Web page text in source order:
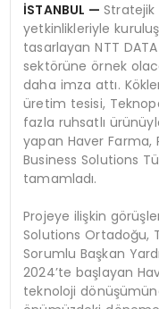
İSTANBUL —Stratejik
yetkinlikleriyle
tasarlayan NTT
sektörüne örnek
daha imza attı.
üretim tesisi,
fazla ruhsatlı
yapan Haver Farma,
Business Solutions
tamamladı.
Projeye ilişkin
Solutions Ortadoğu,
Sorumlu Başkan
2024’te başlayan
teknoloji